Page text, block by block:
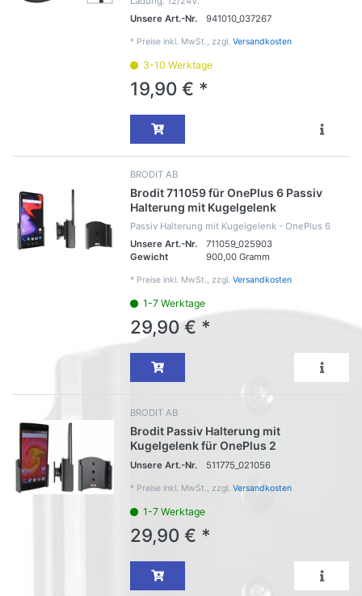
Unsere Art.-Nr.
941010_037267
* Preise inkl. MwSt., zzgl. Versandkosten
3-10 Werktage
19,90 € *
BRODIT AB
Brodit 711059 für OnePlus 6 Passiv
Halterung mit Kugelgelenk
Passiv Halterung mit Kugelgelenk - OnePlus 6
Unsere Art.-Nr.
711059_025903
Gewicht
900,00 Gramm
* Preise inkl. MwSt., zzgl. Versandkosten
1-7 Werktage
29,90 € *
BRODIT AB
Brodit Passiv Halterung mit
Kugelgelenk für OnePlus 2
Unsere Art.-Nr. 511775_021056
* Preise inkl. MwSt., zzgl. Versandkosten
1-7 Werktage
29,90 € *